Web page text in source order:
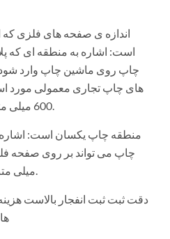
اندازه ی صفحه های فلزی
است: اشاره به منطقه ای که
چاپ روی ماشین چاپ وارد
های چاپ تجاری معمولی مورد
600 میلی متر × 400 میلی متر است.
منطقه چاپ یکسان است:
چاپ می تواند بر روی صفحه
میلی متر اندازه گیری شده است.
دقت ثبت ثبت انفجار بالاست